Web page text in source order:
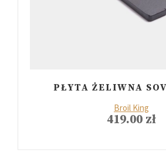
PŁYTA ŻELIWNA
Broil King
419.00 zł